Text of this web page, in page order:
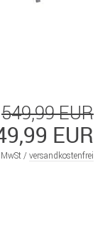
549,99 EUR
EUR
/ versandkostenfrei